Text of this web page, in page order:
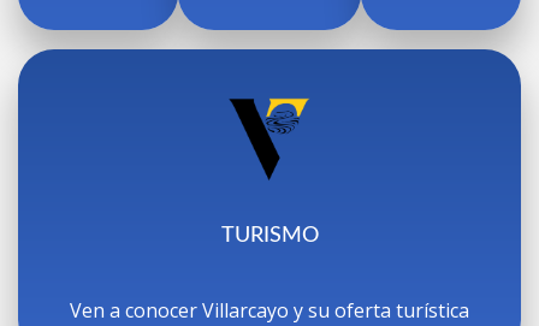
TURISMO
Ven a conocer Villarcayo y su oferta turística